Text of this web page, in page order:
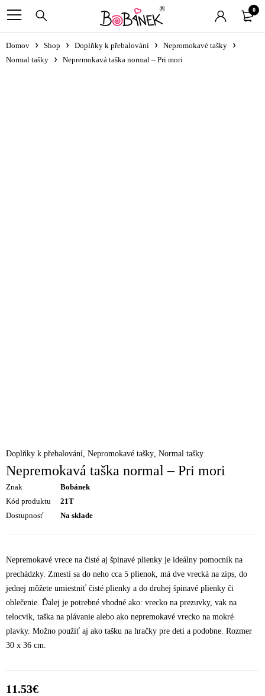
0
Domov Shop Doplňky k přebalování
Nepromokavé tašky
Normal tašky
Nepremokavá taška normal – Pri mori
Doplňky k přebalování Nepromokavé tašky Normal tašky
Nepremokavá taška normal – Pri mori
Znak
Bobánek
Kód produktu
21T
Dostupnosť
Na sklade
Nepremokavé vrece na čisté aj špinavé plienky je ideálny pomocník na
prechádzky. Zmestí sa do neho cca 5 plienok, má dve vrecká na zips, do
jednej môžete umiestniť čisté plienky a do druhej špinavé plienky či
oblečenie. Ďalej je potrebné vhodné ako: vrecko na prezuvky, vak na
telocvik, taška na plávanie alebo ako nepremokavé vrecko na mokré
plavky. Možno použiť aj ako tašku na hračky pre deti a podobne. Rozmer
30 x 36 cm.
11.53€